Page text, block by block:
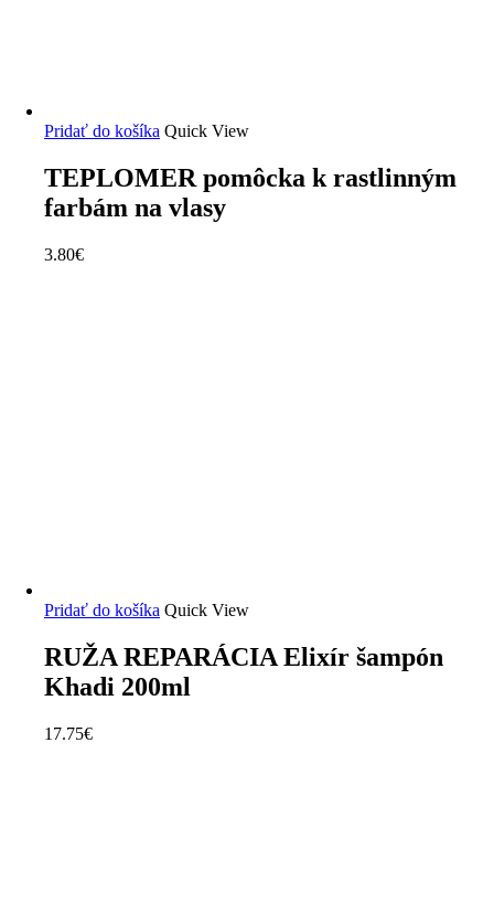
Pridať do košíka Quick View
TEPLOMER pomôcka k rastlinným
farbám na vlasy
3.80€
Pridať do košíka Quick View
RUŽA REPARÁCIA Elixír šampón
Khadi 200ml
17.75€